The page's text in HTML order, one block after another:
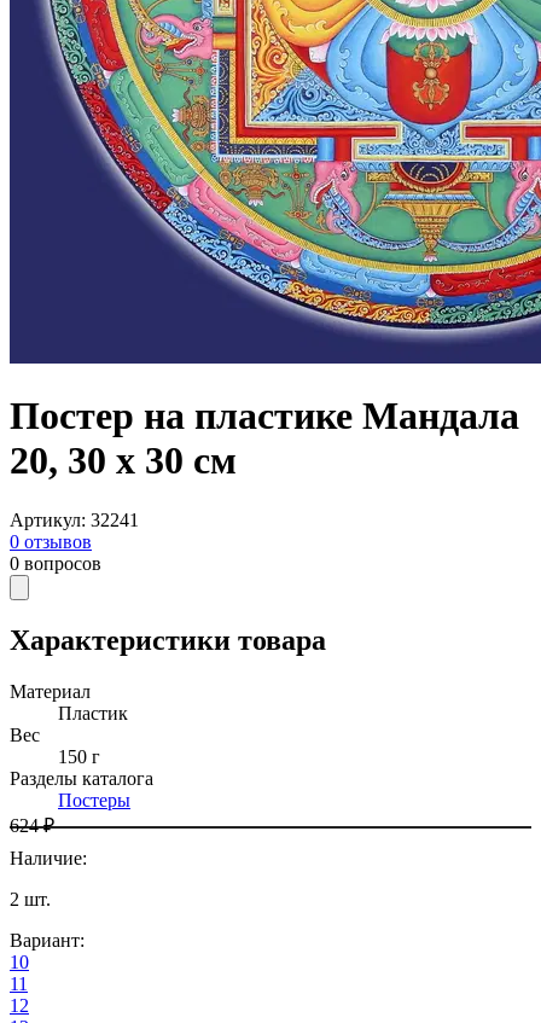
Постер на пластике Мандала
20, 30 x 30 см
Артикул: 32241
0 отзывов
0 вопросов
Характеристики товара
Материал
Пластик
Вес
150 г
Разделы каталога
Постеры
624 ₽
Наличие:
2 шт.
Вариант:
10
11
12